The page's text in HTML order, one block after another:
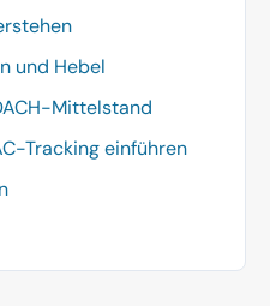
und Hebel
Mittelstand
Tracking einführen